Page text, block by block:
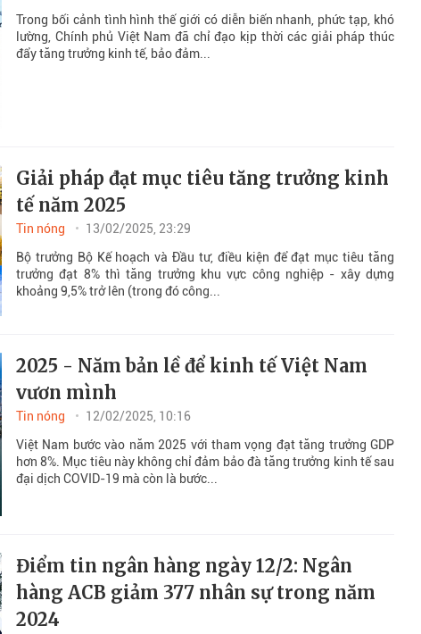
Trong bối cảnh tình hình thế giới có diễn biến nhanh, phức tạp, khó
lường, Chính phủ Việt Nam đã chỉ đạo kịp thời các giải pháp thúc
đẩy tăng trưởng kinh tế, bảo đảm...
Giải pháp đạt mục tiêu tăng trưởng kinh
tế năm 2025
Tin nóng
13/02/2025, 23:29
Bộ trưởng Bộ Kế hoạch và Đầu tư, điều kiện để đạt mục tiêu tăng
trưởng đạt 8% thì tăng trưởng khu vực công nghiệp - xây dựng
khoảng 9,5% trở lên (trong đó công...
2025 - Năm bản lề để kinh tế Việt Nam
vươn mình
Tin nóng
12/02/2025, 10:16
Việt Nam bước vào năm 2025 với tham vọng đạt tăng trưởng GDP
hơn 8%. Mục tiêu này không chỉ đảm bảo đà tăng trưởng kinh tế sau
đại dịch COVID-19 mà còn là bước...
Điểm tin ngân hàng ngày 12/2: Ngân
hàng ACB giảm 377 nhân sự trong năm
2024